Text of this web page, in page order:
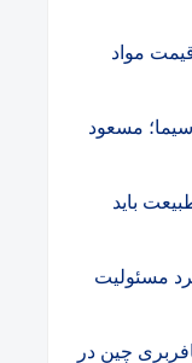
مواد
مسعود
باید
مسئولیت
چین در